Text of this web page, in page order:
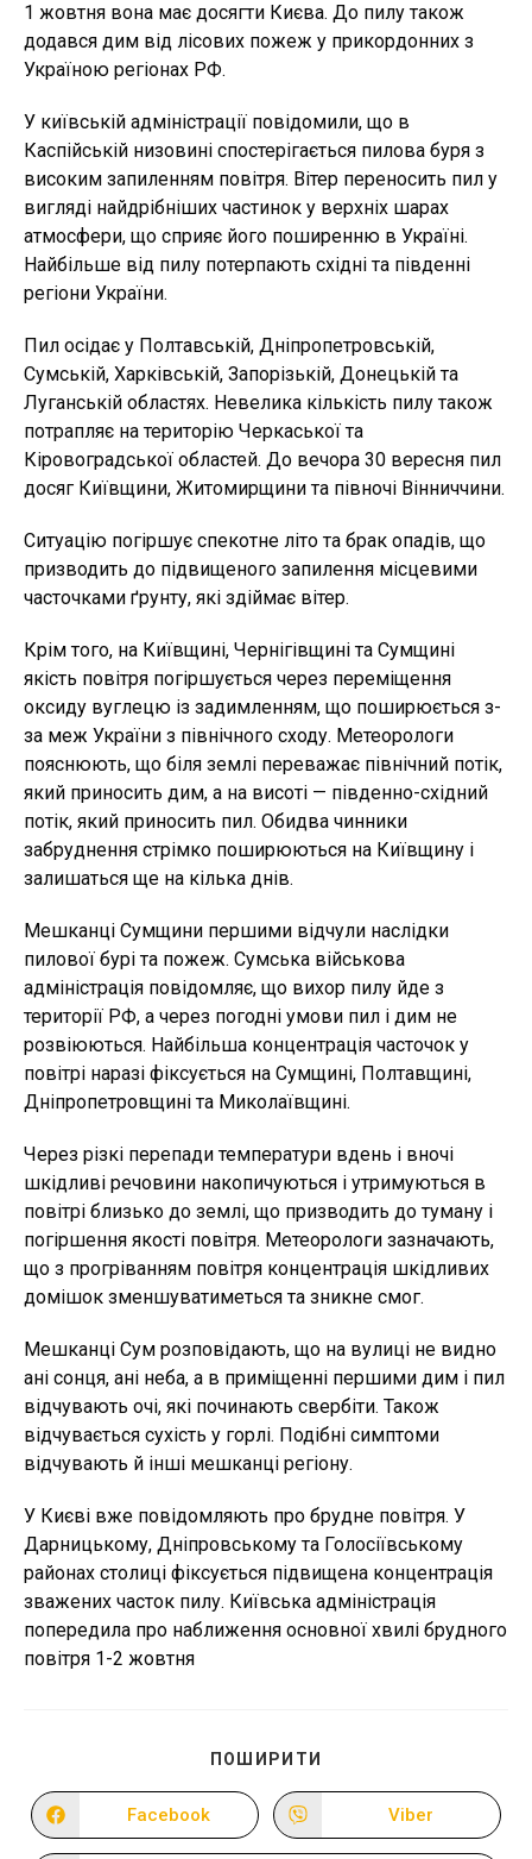
1 жовтня вона має досягти Києва. До пилу також
додався дим від лісових пожеж у прикордонних з
Україною регіонах РФ.
У київській адміністрації повідомили, що в
Каспійській низовині спостерігається пилова буря з
високим запиленням повітря. Вітер переносить пил у
вигляді найдрібніших частинок у верхніх шарах
атмосфери, що сприяє його поширенню в Україні.
Найбільше від пилу потерпають східні та південні
регіони України.
Пил осідає у Полтавській, Дніпропетровській,
Сумській, Харківській, Запорізькій, Донецькій та
Луганській областях. Невелика кількість пилу також
потрапляє на територію Черкаської та
Кіровоградської областей. До вечора 30 вересня пил
досяг Київщини, Житомирщини та півночі Вінниччини.
Ситуацію погіршує спекотне літо та брак опадів, що
призводить до підвищеного запилення місцевими
часточками ґрунту, які здіймає вітер.
Крім того, на Київщині, Чернігівщині та Сумщині
якість повітря погіршується через переміщення
оксиду вуглецю із задимленням, що поширюється з-
за меж України з північного сходу. Метеорологи
пояснюють, що біля землі переважає північний потік,
який приносить дим, а на висоті — південно-східний
потік, який приносить пил. Обидва чинники
забруднення стрімко поширюються на Київщину і
залишаться ще на кілька днів.
Мешканці Сумщини першими відчули наслідки
пилової бурі та пожеж. Сумська військова
адміністрація повідомляє, що вихор пилу йде з
території РФ, а через погодні умови пил і дим не
розвіюються. Найбільша концентрація часточок у
повітрі наразі фіксується на Сумщині, Полтавщині,
Дніпропетровщині та Миколаївщині.
Через різкі перепади температури вдень і вночі
шкідливі речовини накопичуються і утримуються в
повітрі близько до землі, що призводить до туману і
погіршення якості повітря. Метеорологи зазначають,
що з прогріванням повітря концентрація шкідливих
домішок зменшуватиметься та зникне смог.
Мешканці Сум розповідають, що на вулиці не видно
ані сонця, ані неба, а в приміщенні першими дим і пил
відчувають очі, які починають свербіти. Також
відчувається сухість у горлі. Подібні симптоми
відчувають й інші мешканці регіону.
У Києві вже повідомляють про брудне повітря. У
Дарницькому, Дніпровському та Голосіївському
районах столиці фіксується підвищена концентрація
зважених часток пилу. Київська адміністрація
попередила про наближення основної хвилі брудного
повітря 1-2 жовтня
ПОШИРИТИ
ВМІСТОМ
Відкрити
в
Facebook
Відкрити
в
Viber